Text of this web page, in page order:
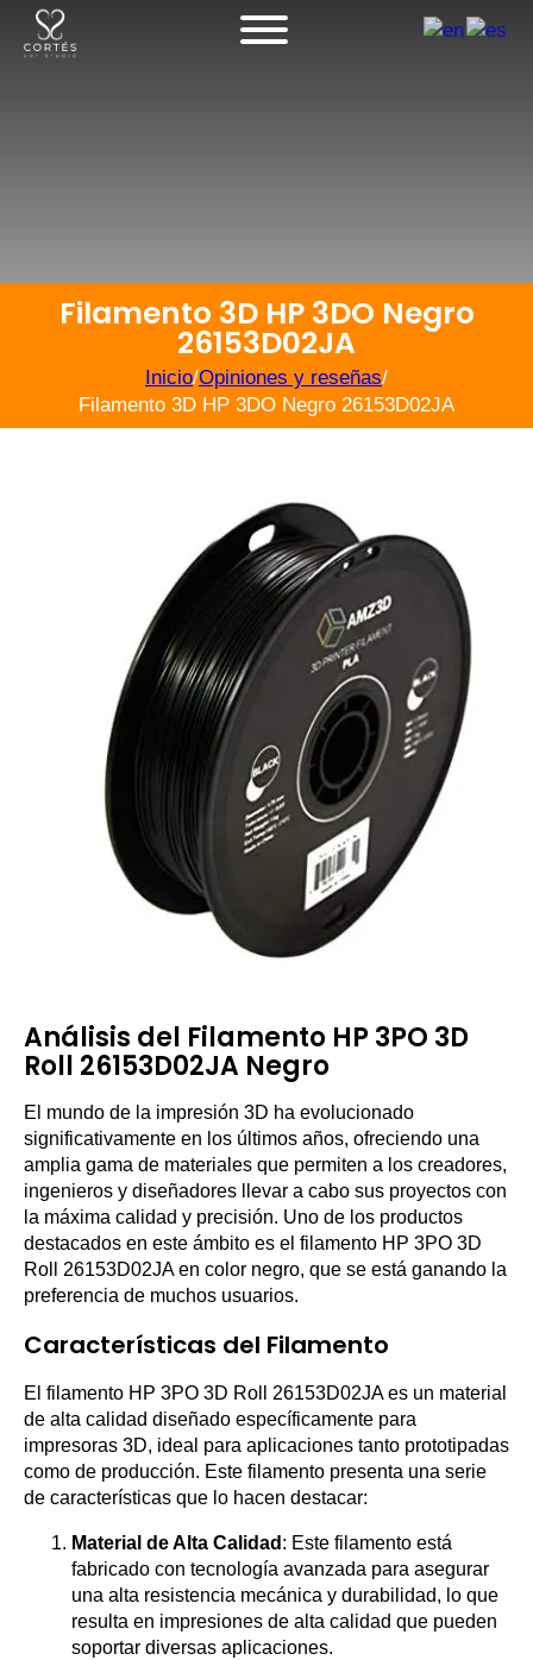
Filamento 3D HP 3DO Negro
26153D02JA
Inicio/Opiniones y reseñas/
Filamento 3D HP 3DO Negro 26153D02JA
Análisis del Filamento HP 3PO 3D
Roll 26153D02JA Negro
El mundo de la impresión 3D ha evolucionado
significativamente en los últimos años, ofreciendo una
amplia gama de materiales que permiten a los creadores,
ingenieros y diseñadores llevar a cabo sus proyectos con
la máxima calidad y precisión. Uno de los productos
destacados en este ámbito es el filamento HP 3PO 3D
Roll 26153D02JA en color negro, que se está ganando la
preferencia de muchos usuarios.
Características del Filamento
El filamento HP 3PO 3D Roll 26153D02JA es un material
de alta calidad diseñado específicamente para
impresoras 3D, ideal para aplicaciones tanto prototipadas
como de producción. Este filamento presenta una serie
de características que lo hacen destacar:
Material de Alta Calidad : Este filamento está
fabricado con tecnología avanzada para asegurar
una alta resistencia mecánica y durabilidad, lo que
resulta en impresiones de alta calidad que pueden
soportar diversas aplicaciones.